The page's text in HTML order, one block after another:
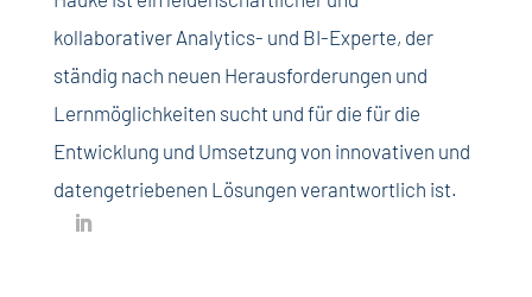
kollaborativer Analytics- und BI-Experte, der
ständig nach neuen Herausforderungen und
Lernmöglichkeiten sucht und für die für die
Entwicklung und Umsetzung von innovativen und
datengetriebenen Lösungen verantwortlich ist.